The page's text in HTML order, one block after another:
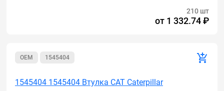
210 шт
от 1 332.74 ₽
OEM 1545404
1545404 1545404 Втулка CAT Caterpillar